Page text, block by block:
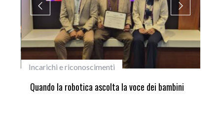
Incarichi e riconoscimenti
Quando la robotica ascolta la voce dei bambini